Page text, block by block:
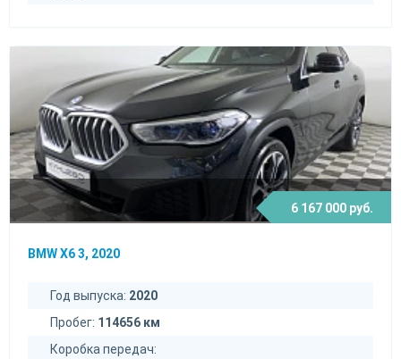
6 167 000 руб.
BMW X6 3, 2020
Год выпуска: 2020
Пробег: 114656 км
Коробка передач: